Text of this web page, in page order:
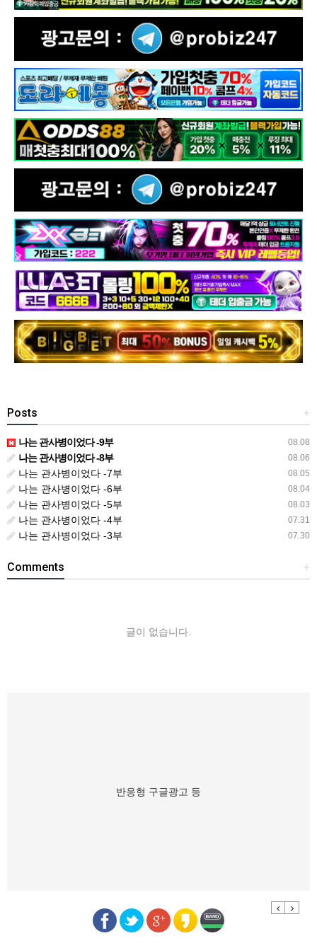
+
Posts
08.08
나는 관사병이었다 -9부
08.06
나는 관사병이었다 -8부
08.05
나는 관사병이었다 -7부
08.04
나는 관사병이었다 -6부
08.03
나는 관사병이었다 -5부
07.31
나는 관사병이었다 -4부
07.30
나는 관사병이었다 -3부
+
Comments
글이 없습니다.
반응형 구글광고 등
Previous
Next